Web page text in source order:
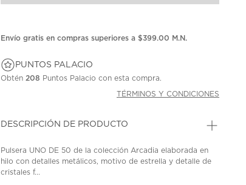
Envío gratis en compras superiores a $399.00 M.N.
PUNTOS PALACIO
Obtén 208 Puntos Palacio con esta compra.
TÉRMINOS Y CONDICIONES
DESCRIPCIÓN DE PRODUCTO
Pulsera UNO DE 50 de la colección Arcadia elaborada en
hilo con detalles metálicos, motivo de estrella y detalle de
cristales f...